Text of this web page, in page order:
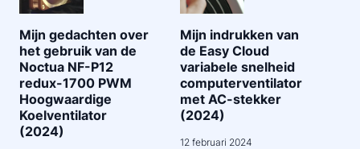
Mijn gedachten over
het gebruik van de
Noctua NF-P12
redux-1700 PWM
Hoogwaardige
Koelventilator
(2024)
Mijn indrukken van
de Easy Cloud
variabele snelheid
computerventilator
met AC-stekker
(2024)
12 februari 2024